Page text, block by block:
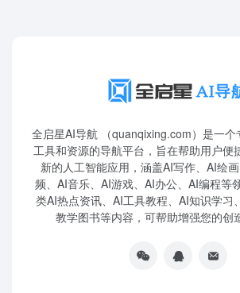
全启星AI导航 （quanqixing.com）是一个
工具和资源的导航平台，旨在帮助用户便
新的人工智能应用，涵盖AI写作、AI绘
频、AI音乐、AI游戏、AI办公、AI编程等
类AI热点资讯、AI工具教程、AI知识学习
教学图书等内容，可帮助增强您的创